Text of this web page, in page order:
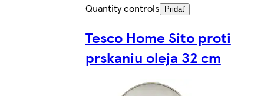
Quantity controls
Pridať
Tesco Home Sito proti
prskaniu oleja 32 cm